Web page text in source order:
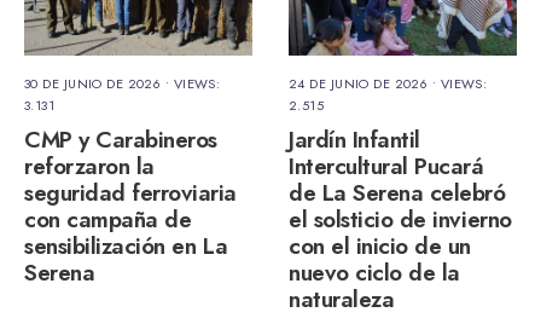
30 DE JUNIO DE 2026 • VIEWS:
3.131
CMP y Carabineros
reforzaron la
seguridad ferroviaria
con campaña de
sensibilización en La
Serena
24 DE JUNIO DE 2026 • VIEWS:
2.515
Jardín Infantil
Intercultural Pucará
de La Serena celebró
el solsticio de invierno
con el inicio de un
nuevo ciclo de la
naturaleza